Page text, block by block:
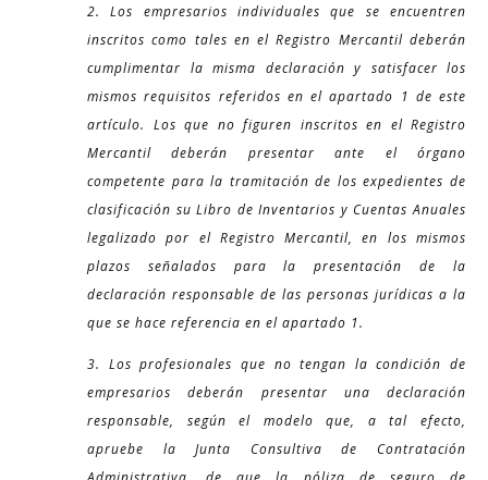
2. Los empresarios individuales que se encuentren
inscritos como tales en el Registro Mercantil deberán
cumplimentar la misma declaración y satisfacer los
mismos requisitos referidos en el apartado 1 de este
artículo. Los que no figuren inscritos en el Registro
Mercantil deberán presentar ante el órgano
competente para la tramitación de los expedientes de
clasificación su Libro de Inventarios y Cuentas Anuales
legalizado por el Registro Mercantil, en los mismos
plazos señalados para la presentación de la
declaración responsable de las personas jurídicas a la
que se hace referencia en el apartado 1.
3. Los profesionales que no tengan la condición de
empresarios deberán presentar una declaración
responsable, según el modelo que, a tal efecto,
apruebe la Junta Consultiva de Contratación